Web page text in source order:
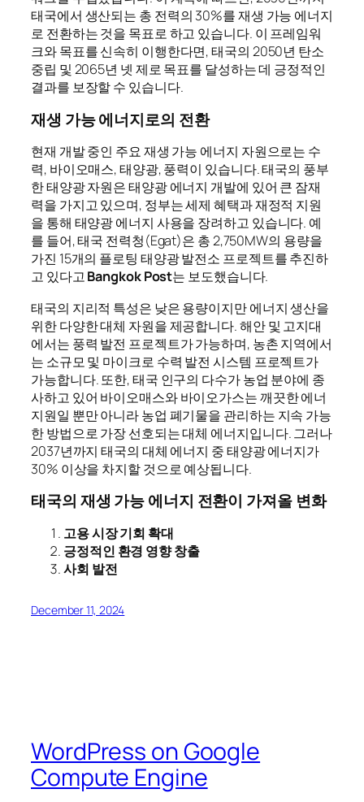
태국에서 생산되는 총 전력의 30%를 재생 가능 에너지
로 전환하는 것을 목표로 하고 있습니다. 이 프레임워
크와 목표를 신속히 이행한다면, 태국의 2050년 탄소
중립 및 2065년 넷 제로 목표를 달성하는 데 긍정적인
결과를 보장할 수 있습니다.
재생 가능 에너지로의 전환
현재 개발 중인 주요 재생 가능 에너지 자원으로는 수
력, 바이오매스, 태양광, 풍력이 있습니다. 태국의 풍부
한 태양광 자원은 태양광 에너지 개발에 있어 큰 잠재
력을 가지고 있으며, 정부는 세제 혜택과 재정적 지원
을 통해 태양광 에너지 사용을 장려하고 있습니다. 예
를 들어, 태국 전력청(Egat)은 총 2,750MW의 용량을
가진 15개의 플로팅 태양광 발전소 프로젝트를 추진하
고 있다고Bangkok Post는 보도했습니다.
태국의 지리적 특성은 낮은 용량이지만 에너지 생산을
위한 다양한 대체 자원을 제공합니다. 해안 및 고지대
에서는 풍력 발전 프로젝트가 가능하며, 농촌 지역에서
는 소규모 및 마이크로 수력 발전 시스템 프로젝트가
가능합니다. 또한, 태국 인구의 다수가 농업 분야에 종
사하고 있어 바이오매스와 바이오가스는 깨끗한 에너
지원일 뿐만 아니라 농업 폐기물을 관리하는 지속 가능
한 방법으로 가장 선호되는 대체 에너지입니다. 그러나
2037년까지 태국의 대체 에너지 중 태양광 에너지가
30% 이상을 차지할 것으로 예상됩니다.
태국의 재생 가능 에너지 전환이 가져올 변화
고용 시장 기회 확대
긍정적인 환경 영향 창출
사회 발전
December 11, 2024
WordPress on Google
Compute Engine